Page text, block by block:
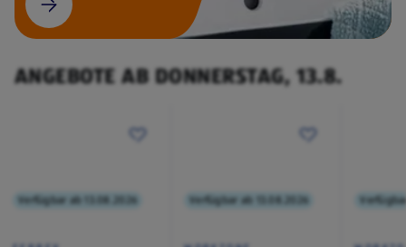
ANGEBOTE AB DONNERSTAG, 13.8.
Verfügbar ab 13.08.2026 Verfügbar ab 13.08.2026